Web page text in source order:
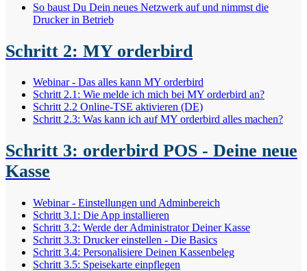
So baust Du Dein neues Netzwerk auf und nimmst die
Drucker in Betrieb
Schritt 2: MY orderbird
Webinar - Das alles kann MY orderbird
Schritt 2.1: Wie melde ich mich bei MY orderbird an?
Schritt 2.2 Online-TSE aktivieren (DE)
Schritt 2.3: Was kann ich auf MY orderbird alles machen?
Schritt 3: orderbird POS - Deine neue
Kasse
Webinar - Einstellungen und Adminbereich
Schritt 3.1: Die App installieren
Schritt 3.2: Werde der Administrator Deiner Kasse
Schritt 3.3: Drucker einstellen - Die Basics
Schritt 3.4: Personalisiere Deinen Kassenbeleg
Schritt 3.5: Speisekarte einpflegen